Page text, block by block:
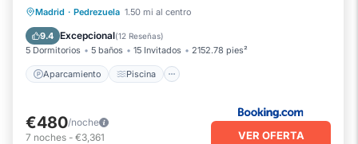
Madrid · Pedrezuela 1.50 mi al centro
9.4 Excepcional(12 Reseñas)
5 Dormitorios 5 baños 15 Invitados 2152.78 pies²
Aparcamiento Piscina
Aparcamiento
Piscina
Balcón/Terraza
€480/noche
7 noches - €3,361 VER OFERTA